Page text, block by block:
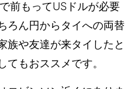
前もってUSドルが必要
ろん円からタイへの両替
族や友達が来タイしたと
てもおススメです。